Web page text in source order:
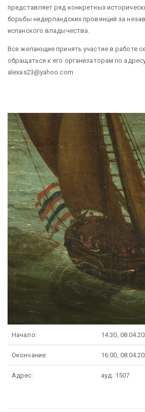
представляет ряд конкретных
борьбы нидерландских провинций за
испанского владычества.
Все желающие принять участие в работе
обращаться к его организаторам по
alexas23@yahoo.com
Начало: 14:30,
Окончание: 16:00,
Адрес: ауд. 1507